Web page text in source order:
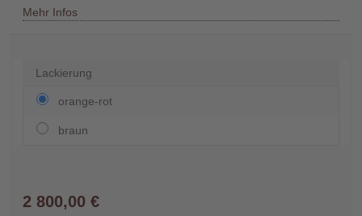
Suche
Benutzer-
Account
Mehr Infos
Lackierung
orange-rot
braun
2 800,00 €